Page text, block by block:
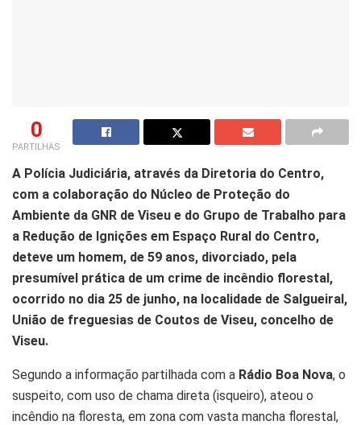
0
PARTILHAS
A Polícia Judiciária, através da Diretoria do Centro,
com a colaboração do Núcleo de Proteção do
Ambiente da GNR de Viseu e do Grupo de Trabalho para
a Redução de Ignições em Espaço Rural do Centro,
deteve um homem, de 59 anos, divorciado, pela
presumível prática de um crime de incêndio florestal,
ocorrido no dia 25 de junho, na localidade de Salgueiral,
União de freguesias de Coutos de Viseu, concelho de
Viseu.
Segundo a informação partilhada com a Rádio Boa Nova, o
suspeito, com uso de chama direta (isqueiro), ateou o
incêndio na floresta, em zona com vasta mancha florestal,